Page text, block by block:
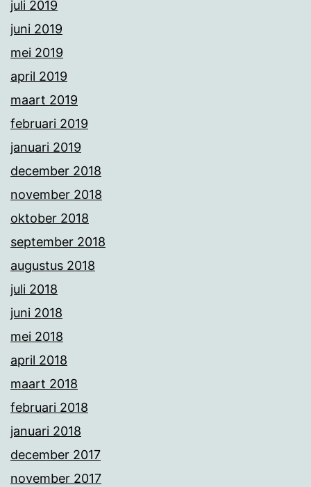
juli 2019
juni 2019
mei 2019
april 2019
maart 2019
februari 2019
januari 2019
december 2018
november 2018
oktober 2018
september 2018
augustus 2018
juli 2018
juni 2018
mei 2018
april 2018
maart 2018
februari 2018
januari 2018
december 2017
november 2017